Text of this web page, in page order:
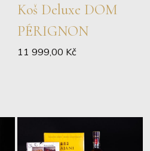
Koš Deluxe DOM
PÉRIGNON
11 999,00 Kč